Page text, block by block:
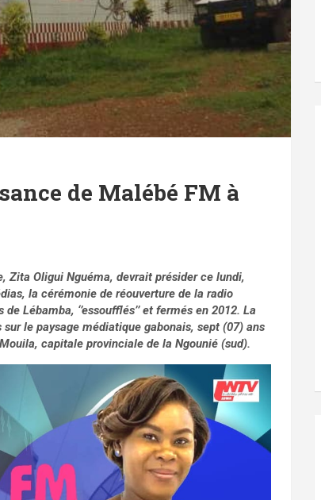
de Malébé FM à
Zita Oligui Nguéma, devrait présider ce lundi,
la cérémonie de réouverture de la radio
Lébamba, ‘’essoufflés’’ et fermés en 2012. La
le paysage médiatique gabonais, sept (07) ans
capitale provinciale de la Ngounié (sud).